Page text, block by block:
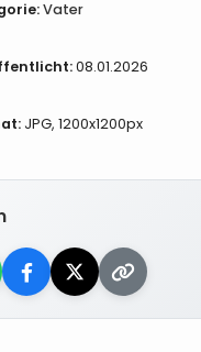
Vater
08.01.2026
JPG, 1200x1200px